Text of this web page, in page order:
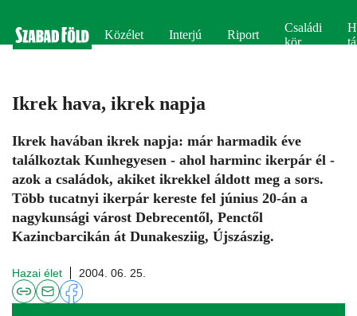
Közélet Interjú Riport
Családi
kör
Ikrek hava, ikrek napja
Ikrek havában ikrek napja: már harmadik éve
találkoztak Kunhegyesen - ahol harminc ikerpár él -
azok a családok, akiket ikrekkel áldott meg a sors.
Több tucatnyi ikerpár kereste fel június 20-án a
nagykunsági várost Debrecentől, Penctől
Kazincbarcikán át Dunakesziig, Újszászig.
Hazai élet 2004. 06. 25.